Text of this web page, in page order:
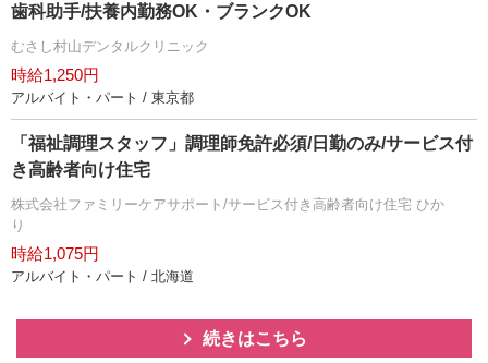
歯科助手/扶養内勤務OK・ブランクOK
むさし村山デンタルクリニック
時給1,250円
アルバイト・パート / 東京都
「福祉調理スタッフ」調理師免許必須/日勤のみ/サービス付
き高齢者向け住宅
株式会社ファミリーケアサポート/サービス付き高齢者向け住宅 ひか
り
時給1,075円
アルバイト・パート / 北海道
続きはこちら